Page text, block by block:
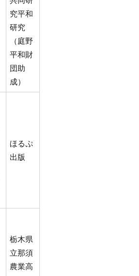
究平和
研究
（庭野
平和財
団助
成）
ほるぷ
出版
栃木県
立那須
農業高